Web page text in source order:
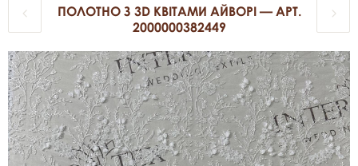
ПОЛОТНО З 3D КВІТАМИ АЙВОРІ — АРТ.
2000000382449